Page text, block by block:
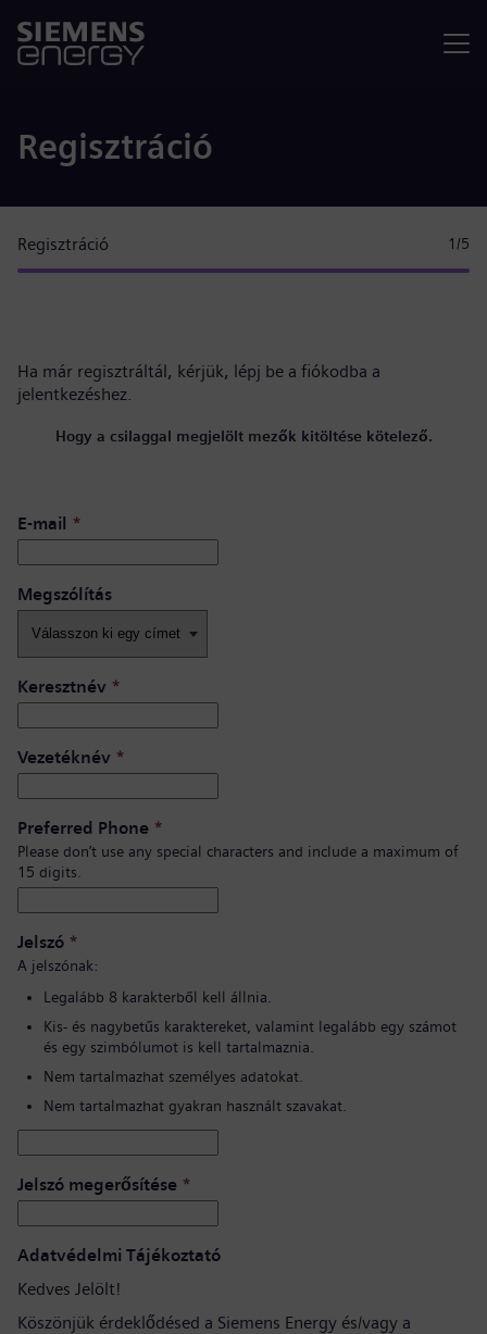
Regisztráció
Regisztráció 1 /5
Ha már regisztráltál, kérjük, lépj be a fiókodba a
jelentkezéshez.
Hogy a csilaggal megjelölt mezők kitöltése kötelező.
E-mail *
Megszólítás
Keresztnév *
Vezetéknév *
Preferred Phone *
Please don’t use any special characters and include a maximum of
15 digits.
Jelszó *
A jelszónak:
Legalább 8 karakterből kell állnia.
Kis- és nagybetűs karaktereket, valamint legalább egy számot
és egy szimbólumot is kell tartalmaznia.
Nem tartalmazhat személyes adatokat.
Nem tartalmazhat gyakran használt szavakat.
Jelszó megerősítése *
Adatvédelmi Tájékoztató
Kedves Jelölt!
Köszönjük érdeklődésed a Siemens Energy és/vagy a